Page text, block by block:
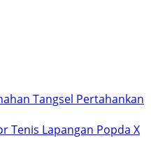
Tangsel Pertahankan
Tenis Lapangan Popda X